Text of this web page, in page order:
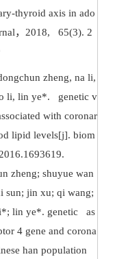
thyroid axis in ado
， 2018, 65(3). 2
zheng, na li,
li, lin ye*. genetic v
with coronar
lipid levels[j]. biom
zheng; shuyue wan
jin xu; qi wang;
lin ye*. genetic as
4 gene and corona
han population